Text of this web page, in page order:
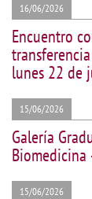
16/06/2026
Encuentro
lunes 22 de
15/06/2026
Galería
15/06/2026